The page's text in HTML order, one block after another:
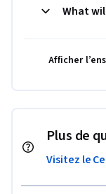
What
Afficher
Plus de
Visitez le